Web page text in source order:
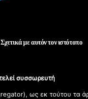
Σχετικά με αυτόν τον ιστότοπο
συσσωρευτή
ως εκ τούτου τα